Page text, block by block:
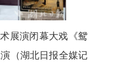
展演闭幕大戏《鸳
（湖北日报全媒记